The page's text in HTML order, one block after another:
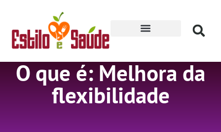
O que é: Melhora da
flexibilidade